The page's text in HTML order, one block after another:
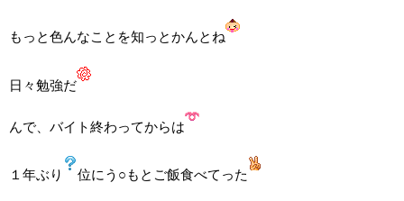
もっと色んなことを知っとかんとね
日々勉強だ
んで、バイト終わってからは
１年ぶり 位にう○もとご飯食べてった